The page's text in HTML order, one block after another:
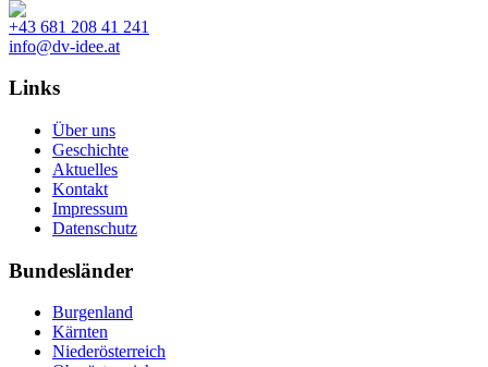
+43 681 208 41 241
info@dv-idee.at
Links
Über uns
Geschichte
Aktuelles
Kontakt
Impressum
Datenschutz
Bundesländer
Burgenland
Kärnten
Niederösterreich